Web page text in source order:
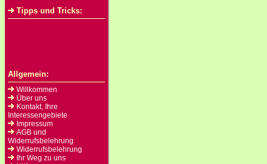
Tipps und Tricks:
Allgemein:
Willkommen
Über uns
Kontakt, Ihre
Interessengebiete
Impressum
AGB und
Widerrufsbelehrung
Widerrufsbelehrung
Ihr Weg zu uns